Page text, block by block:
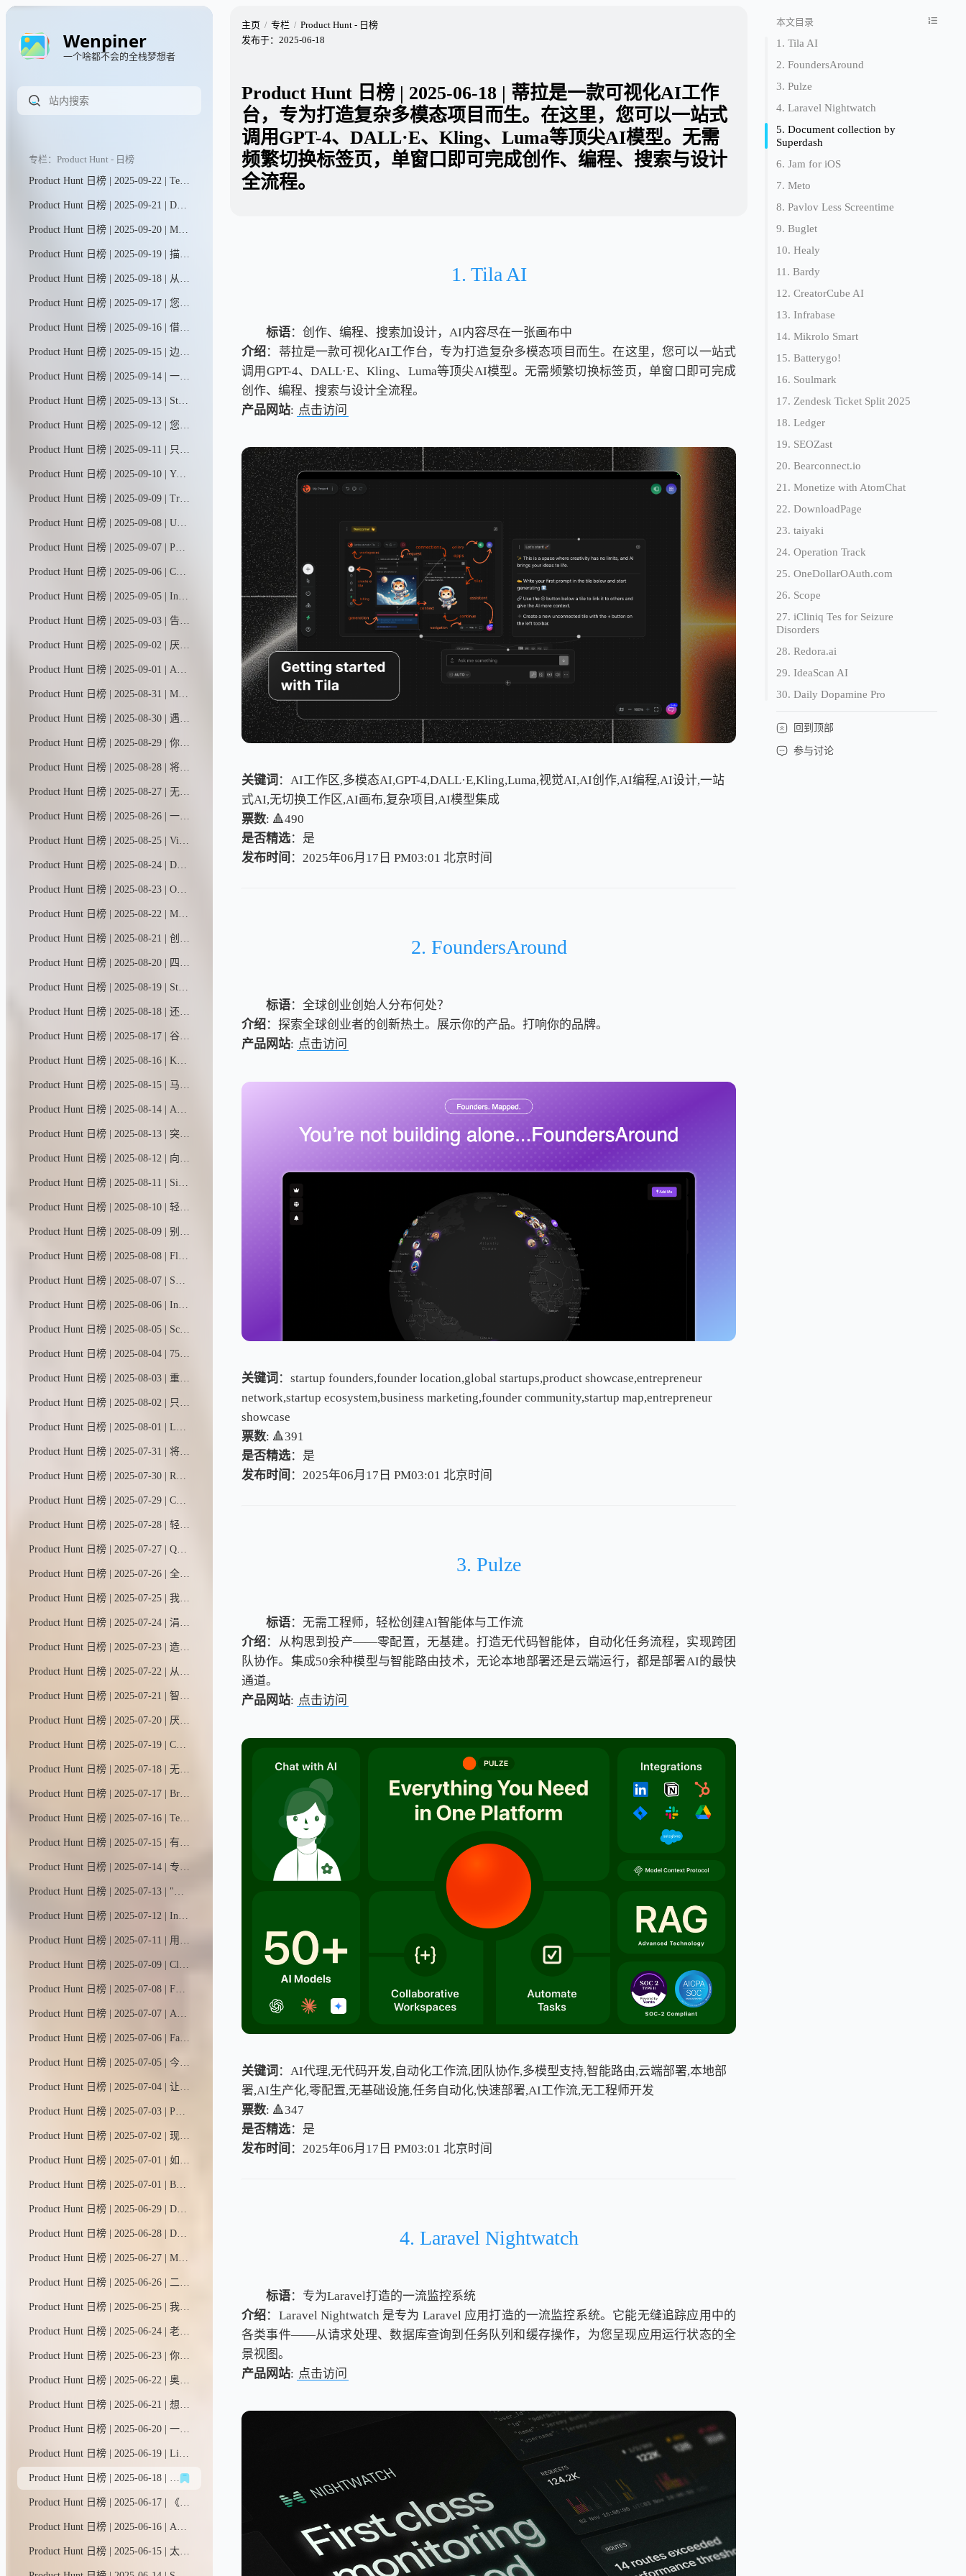
Wenpiner
一个啥都不会的全栈梦想者
专栏：Product Hunt - 日榜
Product Hunt 日榜 | 2025-09-22 | Teable让您的数据即刻转化为行动。无论是客户信息、发票记录，还是批量营销图文生成，所有数据处理工作都变得前所未有的简单高效。
Product Hunt 日榜 | 2025-09-21 | Dart现已将AI聊天与智能代理融合，打造出独具一格的项目管理工具。只需与AI对话，即可轻松完成项目 brainstorming、规划与进度追踪。您还能部署专业化甚至定制化的智能代理，让它们高效执行任何已规划的工作任务。
Product Hunt 日榜 | 2025-09-20 | MagicLight助您轻松将任意脚本转化为电影级故事视频——仅需几分钟。无论是制作YouTube内容、儿童故事、广告还是品牌宣传片，MagicLight作为智能故事视频助手，让叙事创作变得毫不费力。
Product Hunt 日榜 | 2025-09-19 | 描述您的活动，即刻获得精美的报名页面、邀请函等更多内容。通过直观的编辑工具调整细节，AI将为您完成繁重工作。特别适合渴望举办专业活动却不愿在各种工具间来回切换的个人与团队。
Product Hunt 日榜 | 2025-09-18 | 从网站实时抓取真实数据并导入Univers（我们的电子表格引擎，在GitHub上已获得27.5k星标！）。在这里，您可以提问、通过交互式表格和图表进行可视化分析，还能进行数据切片、多维筛选及导出——所有操作一站式完成。
Product Hunt 日榜 | 2025-09-17 | 您的Next Store专为渴望打造并运营现代化、高性能在线商店的创业者、品牌主及代理商而生。它摆脱了Shopify等平台繁冗的插件束缚与功能限制，为追求极致速度与高度适应性的您量身定制。
Product Hunt 日榜 | 2025-09-16 | 借助Blocks，任何人都能在几分钟内构建智能工作应用和AI智能体。它们不仅能管理工作流程，更能切实推进任务完成。我们的AI构建助手Ella将自然语言转化为应用与智能体，将应用构建与智能体开发双平台合二为一，打造出功能强大的统一工作平台。
Product Hunt 日榜 | 2025-09-15 | 边做边说；Guidde将你的点击与口述转化为精炼的分步指南，并配以AI语音，无需脚本，无需重录。
Product Hunt 日榜 | 2025-09-14 | 一个展示设备端机器学习和生成式人工智能应用案例的画廊，让人们能够在本地试用和使用模型。
Product Hunt 日榜 | 2025-09-13 | Stash MCP服务器让Cursor、Claude和Copilot等AI助手能够直接访问团队的实时工作内容（代码、文档、任务），无需反复提示即可解决问题。只需说"请处理我分配的编号为…的任务"——一句话就够了。
Product Hunt 日榜 | 2025-09-12 | 您的核心代码、云及运行时安全平台。借助AI自动修复与自动分诊功能，智能修补漏洞。误报率降低85%。安全是每个人的责任。让安全防护自动完成，使开发者回归创造本身。
Product Hunt 日榜 | 2025-09-11 | 只需几分钟即可创建并上线新店铺，在AI智能团队的全程支持下轻松启航——从店铺搭建、设计到正式运营，您的专属AI助手将提供全方位支持。我们负责营销自动化与活动策划，让您专注核心销售业务。
Product Hunt 日榜 | 2025-09-10 | YouMind助您轻松开启创作之旅，从捕捉灵感到打磨文章、播客、视频等作品。通过YouMind，每个人都能将好奇心转化为精彩创作。
Product Hunt 日榜 | 2025-09-09 | Tripo是一款生成式AI模型，可将文本或图像转化为可直接投入生产的3D素材。基于数百亿参数构建的Tripo 3.0版本，能够生成更锐利的几何结构、更整洁的拓扑布局和更丰富的纹理细节，最终呈现更高质量的3D成果。
Product Hunt 日榜 | 2025-09-08 | Uxia让各种规模的设计和产品团队都能轻松开展用户测试。传统工具速度慢、成本高且往往不够准确。Uxia运用人工智能和虚拟用户技术，快速提供可靠洞察，助力实现更敏捷高效的产品开发。
Product Hunt 日榜 | 2025-09-07 | PhotoFox AI只需一张产品照片，即可生成完整营销素材——影棚级平面图片、抓眼球短视频、即用型广告模板。几分钟内获得100+品牌专属素材，成本仅为传统拍摄的零头。
Product Hunt 日榜 | 2025-09-06 | CapCut AI智能剪辑工具——您的智能剪辑助手，支持镜头捕捉与指令驱动创作。从自动剪辑到虚拟形象生成，从智能片段切割到素材创作，CapCut以AI之力重塑剪辑体验：操作简单、功能强大、智能高效。
Product Hunt 日榜 | 2025-09-05 | Incerto是一款专为数据库设计的AI原生Copilot助手。它通过情境感知代理技术，将自然语言指令转化为各类任务——无论是编写查询语句、调整数据架构，还是迁移数据，都能将开发效率提升十倍，同时减少90%的人工操作负担。
Product Hunt 日榜 | 2025-09-03 | 告别繁琐记账。Receiptor AI智能追踪所有历史与当前收据，依托上下文精准提取数据，自动归类支出明细，并无缝同步至Xero/QBO财务系统。通过人工智能轻松创建规则、高效管理票据档案。节省时间，优化税务抵扣，持续保持财税合规。
Product Hunt 日榜 | 2025-09-02 | 厌倦了那些缺乏真正自主性的工作流自动化平台？受够了需要自己搭建基础设施的智能体框架？或是那些过于死板、功能基础的智能体构建工具？xpander.ai智能体平台为您提供AI智能体开发与运维的一站式解决方案。
Product Hunt 日榜 | 2025-09-01 | A01是你的专属新闻助手，帮你追踪所有关心的话题。只需告诉它你想关注的内容，它就会为你带来最新资讯。
Product Hunt 日榜 | 2025-08-31 | Motion以高清画质捕捉屏幕动态，平滑处理鼠标移动轨迹，添加局部放大特效，让您全面掌控视觉呈现。只需轻点几下，原始素材即刻升级为专业级精制视频——无论是分享展示、产品演示还是营销推广，皆能完美胜任。
Product Hunt 日榜 | 2025-08-30 | 遇见Surf——一款专业AI助手，将加密市场的纷杂信息转化为行动指南。整合实时社群情绪与链上数据，打造研究与执行的一体化平台。用通俗易懂的 sourced 行业洞察，助您轻松理解RWA（现实世界资产）和稳定币等概念。
Product Hunt 日榜 | 2025-08-29 | 你可能身兼数职：既是CEO，又当营销专员、销售员、会计和客服…现在，让Marblism的AI员工团队为你分忧——全面接管邮件处理、社交媒体运营、潜在客户开发、搜索引擎优化、电话接听及客户支持。
Product Hunt 日榜 | 2025-08-28 | 将非技术性反馈和错误报告在数秒内转化为现成代码。Webvizio自动捕捉产品反馈，收集所有技术数据，并通过Cursor、Windsurf等AI编程工具帮助团队快速解决开发任务。
Product Hunt 日榜 | 2025-08-27 | 无缝支付体验，助力SaaS业务 🤝 全球伙伴轻松分账 🌍 支持80+种货币、100+国家/地区及稳定币结算 🤖 智能AI助手深度解析业务数据 💳 订阅制与一次性支付兼享，税务自动化省心无忧
Product Hunt 日榜 | 2025-08-26 | 一款工作流自动化平台，可将任务精准分配给人类员工或AI代理。通过整合Slack、Jira和Notion等工具，Trace能够解构现有工作流程，识别自动化契机，并将AI代理嵌入重复性任务中执行。
Product Hunt 日榜 | 2025-08-25 | VibeFlow能将您的指令转化为全栈网络应用，通过类似n8n的可视化工作流构建后端逻辑，让您能够随着创意的演进直观查看、编辑并扩展应用程序架构。
Product Hunt 日榜 | 2025-08-24 | Deforge让AI智能体开发变得极其简单。我们的可视化平台将复杂工作流浓缩为单一节点，任何人都能通过填写表单快速部署智能体。
Product Hunt 日榜 | 2025-08-23 | Omnara让Claude Code摆脱终端束缚。先在本地编写代码，随后即可在网页端或移动端无缝续写。设备切换丝滑流畅，工作进度实时同步。当智能代理需要您介入时，推送即时抵达，一键即可审批变更。SDK兼容所有AI代理系统，开启全平台编程新体验。
Product Hunt 日榜 | 2025-08-22 | Mocke AI智能体模拟执行邮件营销活动，1分钟内即可反馈结果，包括邮件打开率、回复率和退订率等关键指标。更独特的是，Mocke能深度解析潜在客户行为：精准指出未打开邮件的原因，解析被标记垃圾邮件或遭到忽视的深层因素。助您获取真实场景中无法捕捉的营销成败关键洞察，揭示活动成功或失败的本质原因。
Product Hunt 日榜 | 2025-08-21 | 创建你自己的发布保护机制，用简单英语标记或阻止团队代码更改，让你立即知晓一切是否按计划进行或违反规则。
Product Hunt 日榜 | 2025-08-20 | 四月是一款语音AI行政助手，可免提管理您的邮件和日程。专为需要行政助理的大忙人设计。只需动动嘴，就能让四月帮您重新安排会议、删除垃圾邮件并回复重要邮件。
Product Hunt 日榜 | 2025-08-19 | Stormy是一款专为网红营销打造的AI助手。只需提供简要需求和预算，它就能从公开数据中筛选出合适的YouTube/TikTok创作者，精准匹配评分，自动撰写个性化邀约文案，通过私信/邮件触达，实时追踪回复动态，并协助完成谈判签约——为您提供从对接到成交的全流程极速服务。
Product Hunt 日榜 | 2025-08-18 | 还在被竞争对手甩在身后吗？HeadsUp是首款能主动预警竞品动态并助您快速应对的AI助手。实时洞悉市场变化，即刻触发行动警报。60秒极速部署，全自动智能护航。
Product Hunt 日榜 | 2025-08-17 | 谷歌航班新推出了一款名为"航班特惠"的AI工具，专为行程灵活的旅行者打造。只需用自然语言描述你的理想旅程，比如"今年冬天来趟滑雪之旅"，它就能为你找到最划算的机票和最佳目的地。
Product Hunt 日榜 | 2025-08-16 | Kuse能将杂乱输入转化为条理分明的交付成果，所有操作都在一个可视化画布上完成——你的创作上下文一目了然，随时可编辑，还能重复利用。输入一团乱麻，输出智慧结晶。
Product Hunt 日榜 | 2025-08-15 | 马卡龙是一款让你一见如故的私人AI。它比朋友更懂你的喜好、经历和愿望，还能瞬间调出定制化小程序，让每次对话都甜度满分。
Product Hunt 日榜 | 2025-08-14 | Autumn让AI初创企业仅需3次API调用即可实现用量计价与管控。基于Stripe构建，一站式管理订阅、用量和访问权限。无需配置Webhook或后端逻辑，特别适合开发大语言模型和图像应用的早期团队。
Product Hunt 日榜 | 2025-08-13 | 突破大脑的极限。与你阅读、观看、聆听或记录的所有内容展开对话。随时随地添加资料，或导入数千个视频、播客等内容——全部自动归档至你的智能知识库。让记忆成为永恒可检索的宝藏。
Product Hunt 日榜 | 2025-08-12 | 向各路传奇人物学习任意主题的大师课，课程阵容包括保罗·格雷厄姆、埃隆·马斯克、陶哲轩、安德烈·卡帕西、摩根·豪塞尔、比尔·阿克曼和马克·安德森。观看他们实时共享屏幕，为你讲授自选课题的深度课程。
Product Hunt 日榜 | 2025-08-11 | Simular Pro是一款专为macOS打造的生产级电脑助手，能够像真人一样可靠地自动化处理复杂的桌面任务。
Product Hunt 日榜 | 2025-08-10 | 轻松隐藏网页上的敏感信息，如文字、图片、表单等内容。
Product Hunt 日榜 | 2025-08-09 | 别再浪费时间和金钱选错课程了。CourseCorrect能根据你的水平、经验和技能，全网智能匹配最适合的课程。还能获取就业市场需求、薪资涨幅等深度分析，告诉你哪些技能才能真正推动职业发展。
Product Hunt 日榜 | 2025-08-08 | Floot让非技术人员和创业者也能轻松打造真正可用的专业级网页应用。它设计得极其简单易用又功能强大。整套技术栈（后端、数据库、托管等）都已内置集成，从此你可以毫无障碍地实现自己的创意构想。
Product Hunt 日榜 | 2025-08-07 | SpeedVitals RUM助您实时监测真实用户性能（核心网页指标）与网站分析数据。作为谷歌分析的替代方案，它采用隐私优先设计，全程无需使用追踪Cookie。
Product Hunt 日榜 | 2025-08-06 | Indy AI颠覆了自由职业者的接单方式。它直连你的领英和X账号，扫描你的人脉网络，在你的Contra动态中推送熟人商机。告别求职平台。无需硬推销。只推荐来自既有关系的真实机会。
Product Hunt 日榜 | 2025-08-05 | SciSpace智能助手，您的科研搭档，集成了数百种学术工具与数据库于一体。只需简单指令，它便能阅读文献、分析数据、撰写论文，助您节省90%研究时间，让您从假设到发现的科研之路快人一步。
Product Hunt 日榜 | 2025-08-04 | 75%的网站未能通过核心网页指标测评。快检查你的网站排名是否被加载更快的竞争对手超越。数据源自Chrome用户体验报告的真实用户数据。
Product Hunt 日榜 | 2025-08-03 | 重视用户信任的现代SaaS团队专属——隐私友好型网站数据分析+仪表盘
Product Hunt 日榜 | 2025-08-02 | 只需一张照片，即可生成温馨逼真的产品展示图。X-Design助力小商家一键升级普通照片，轻松打造风格化场景——无论是温馨卧室、波西米亚风客厅，还是手持产品特写。功能涵盖修图美化、尺寸调整、智能抠图等全套工具。
Product Hunt 日榜 | 2025-08-01 | Launch只需一个指令就能构建完整产品——涵盖前端、后端、内置数据库和实时集成。无需Supabase，无需Zapier。遇到难题时，真人工程师将协助调试并交付成果。从构想到上线仅需数分钟，全程提供值得信赖的技术支持。
Product Hunt 日榜 | 2025-07-31 | 将你的安卓手机变成AI游乐场。DroidRun让你能在原生移动应用中创建并控制自主智能体，是测试、自动化和实验的完美工具。百分百开源，即将支持云端部署。
Product Hunt 日榜 | 2025-07-30 | RunLLM基于加州大学伯克利分校十年研究成果打造，能通过分析日志、代码和文档解决复杂技术支持问题。该工具可节省30%以上工程师时间，平均故障修复时长缩短50%，工单拦截率高达99%。Databricks、Sourcegraph和Corelight等企业已投入使用——立即免费试用您的专属版本。
Product Hunt 日榜 | 2025-07-29 | CopyCat是一款无需编程的浏览器自动化搭建平台。通过其可视化编辑器，您只需将AI指令与可靠的步骤化操作相结合，即可实现各类网页任务的自动化处理。
Product Hunt 日榜 | 2025-07-28 | 轻松通过对话生成并优化高转化率的产品视觉内容。HuHu AI智能助手化身您的专属搭档，为网店打造所需一切。✅ 一张照片，全场景内容。✅ 链接一键焕新。✅ 触达更广客群。
Product Hunt 日榜 | 2025-07-27 | Quicko Pro是一款以AI为核心的专业咨询平台，助力从业者轻松开展线上业务。它提供可定制的门户界面、无缝支付集成和实时数据分析功能，既能简化运营流程，又能提升客户互动体验。
Product Hunt 日榜 | 2025-07-26 | 全球首款大型视觉记忆模型震撼问世——这款AI能像ChatGPT处理文字一样，观看并记忆视频内容。上传至Memories.ai平台后，您可随时搜索画面细节或提出相关问题。
Product Hunt 日榜 | 2025-07-25 | 我们都可能需要一些心理支持。我曾用过Ash，凌晨两点被它的贴心程度震撼到了。它能记住我们的对话，甚至还会提出质疑，给出超有启发的见解。人工智能反而让我们更有人情味，这感觉太奇妙了不是吗？
Product Hunt 日榜 | 2025-07-24 | 涓流魔法画布——全球首款智能协作画布，让你与AI直观共创，轻松打造可直接上线的应用与网站。这个可视化空间专为情境工程设计，智能体能更精准理解你的意图，构建多页面应用程序。
Product Hunt 日榜 | 2025-07-23 | 造你所想，共享灵感，人人皆可参与。YouWare是一个活力四射的编程社区，搭载智能工具。加入10万+创作者与30万+项目，激发创意火花，收获宝贵建议。灵感枯竭？快来围观这些社区大神作品！
Product Hunt 日榜 | 2025-07-22 | 从线索挖掘到客户培育再到个性化触达，Jeeva全流程包办，让您专注成交而非追逐。全新2.0版本能智能分类收件箱、实时生成通话预案、自动管理后续跟进，甚至为您完成会议纪要。
Product Hunt 日榜 | 2025-07-21 | 智能清单 随手即达。用语音或拍照就能瞬间生成AI待办清单，轻松追踪每日每周每月事务。
Product Hunt 日榜 | 2025-07-20 | 厌倦了无休止的刷屏？Barrier应用将屏幕使用时间限制为每次10分钟，然后自动锁住让人分心的应用。想解锁？得等30秒...正好让你冷静思考是否值得。这款免费工具操作简单，用户反馈屏幕使用时间平均减少70%。放下手机，重拾生活。
Product Hunt 日榜 | 2025-07-19 | ChatGPT现在能自主思考并行动，主动调用智能工具箱中的技能，在电脑上为你完成任务。
Product Hunt 日榜 | 2025-07-18 | 无标题UI React是全球最大的开源React组件库，基于Tailwind CSS与React Aria构建。它囊括了设计开发现代用户界面所需的一切元素，助你省去数月设计开发周期。只需复制、粘贴，即可快速构建。
Product Hunt 日榜 | 2025-07-17 | Brain MAX是ClickUp推出的原生桌面应用，专治AI工具泛滥症，让工作效率飙升。每月仅需9美元，即可畅享所有AI模型（含高级推理模型），还能体验语音转文字、跨应用AI联动、智能任务处理等强大功能。
Product Hunt 日榜 | 2025-07-16 | TestSprite 2.0是您编程助手的最佳拍档。全新智能代码处理器能解析需求规格、验证AI生成代码、执行测试并提供修复建议——当您的智能助手编写代码时，我们确保其正确运行。
Product Hunt 日榜 | 2025-07-15 | 有创意、剧本、节奏点或心仪角色？OpenArt一键帮你打造视觉故事——动态、音乐、剧情线全包圆。
Product Hunt 日榜 | 2025-07-14 | 专业AI模拟面试，实时反馈与简历精准匹配，助你斩获心仪职位。基于STAR法则打造200+真实考题库，支持7种语言练习。设计师专为设计师打造。
Product Hunt 日榜 | 2025-07-13 | "语音流动"是谷歌AI视频创作工具Flow的一项全新实验性功能。该功能由Veo 3驱动，允许用户为单张初始图片生成的视频添加定制化AI语音，通过对话让静态画面生动起来。
Product Hunt 日榜 | 2025-07-12 | Intervo是一款开源平台，专为打造智能电话、语音及聊天AI助手而设计。它能突破ChatBase和Retell.AI等封闭平台的局限，即时帮助客户筛选潜在商机、处理技术支持，还能实现更多强大功能！
Product Hunt 日榜 | 2025-07-11 | 用AI将简历一键生成Notion风格个人网站——无需编程与设计基础。HelloCV AI助你脱颖而出，展示作品集，秒速斩获面试机会。专属简历域名免费托管，打造你的职业名片。
Product Hunt 日榜 | 2025-07-09 | Clueso是打造惊艳产品视频的最快最简单方式。它能将原始屏幕录像在几分钟内转化为影棚级视频和分步教程文章，无需任何剪辑或设计技能。
Product Hunt 日榜 | 2025-07-08 | Forge是连接并运行跨供应商AI模型的快速安全方案——告别工具碎片化和基础设施困扰。仅需三行代码即可切换。兼容OpenAI。隐私至上。
Product Hunt 日榜 | 2025-07-07 | AI提示词工程工作台，配备强大分析工具，用于设计、测试及系统化评估提示词效果。
Product Hunt 日榜 | 2025-07-06 | FastMoss是首屈一指的TikTok数据分析平台，致力于为TikTok品牌和内容创作者提供可操作的洞察力，助力他们在充满活力的社交电商领域取得成功。
Product Hunt 日榜 | 2025-07-05 | 今日心灵助手是你专属的情绪管理AI伙伴。它能随时随记录心情变化、发现情绪规律，并提供科学有效的调节方法。
Product Hunt 日榜 | 2025-07-04 | 让#AutoCoder搭建网站 = 前端+后端+数据库 无需Supabase！
Product Hunt 日榜 | 2025-07-03 | Portia助您快速部署生产级AI智能体。它提供即插即用工具集成、声明式规划与统一认证框架，让您能在API和网页端安全可靠地部署智能体，同时保持全程人工监督与控制。
Product Hunt 日榜 | 2025-07-02 | 现在，你可以在网页端和移动端使用Cursor智能助手了。就像IDE里那位与你默契协作的老搭档一样，这些跨平台助手同样能编写代码、解答复杂问题，并为你搭建项目框架。
Product Hunt 日榜 | 2025-07-01 | 如果能在任何应用、任何标签页上实现类似Figma的协作体验会怎样？Tabl就是专为高效工作打造的第二浏览器。
Product Hunt 日榜 | 2025-07-01 | Byterover是专为AI编程助手打造的智能记忆增强层——它能跨项目和团队创建、调用并管理那些充满灵感的编码最佳实践。现在只需通过Cursor、Windsurf等AI集成开发环境安装插件，即刻开启高效编程之旅。
Product Hunt 日榜 | 2025-06-29 | DeskMinder是一款简洁高效的macOS桌面提醒工具，专为需要醒目提示的注意力缺陷人群设计，让待办事项一目了然。
Product Hunt 日榜 | 2025-06-28 | Dyad 是一款免费、本地化、开源的氛围编程工具。它可作为v0、Lovable和Bolt的替代品，但不受平台束缚或功能限制——你可以自由选用任何AI模型（包括免费的Gemini和OpenRouter模型）！立即免费下载：支持Windows和Mac双平台运行。
Product Hunt 日榜 | 2025-06-27 | Mysite.ai助您两分钟内轻松建站：自动生成网站内容、智能捕获潜在客户。告别模板拖拽的繁琐操作，只需回答几个简单问题即可一键上线。现在免费试用，无需注册。
Product Hunt 日榜 | 2025-06-26 | 二十是一款现代开源CRM系统，作为Salesforce的替代方案，它完全可定制、价格亲民，并由社区力量驱动。
Product Hunt 日榜 | 2025-06-25 | 我们帮你整合所有社交平台的人际关系。Pally会深度分析每位联系人的网络足迹，助你：高效筹备会面、轻松维系人脉、快速检索社交圈，解锁更多社交智慧。
Product Hunt 日榜 | 2025-06-24 | 老板模式为你配备了一支全AI团队——CEO、设计师、开发者、营销专员和文案写手。他们能在几分钟内打造你的品牌、撰写文案、设计并搭建网站，还能全天候托管、监测并推动业务增长。
Product Hunt 日榜 | 2025-06-23 | 你的自拍值得更闪耀。一键将照片转化为风格化AI艺术——吉卜力、皮克斯、大理石纹、GTA游戏风、Funko潮玩等多样风格。无需注册，极速生成，完全免费。或许这就是你的新头像。立即体验 → https://magichour.ai/products/ai-selfie-generator
Product Hunt 日榜 | 2025-06-22 | 奥克利Meta智能眼镜是Meta与奥克利联手打造的全新智能穿戴品类。解放双手即可拍摄视频，开放式耳塞带来沉浸音乐体验，Meta AI助手随时提供实时解答。7月11日开启预售。
Product Hunt 日榜 | 2025-06-21 | 想象一个能替你完成电脑工作的智能助手——从自动化任务到网络调研，再到生成交付成果。只需用简单自然的语言输入需求，ComputerX就能将你的指令转化为实际行动。
Product Hunt 日榜 | 2025-06-20 | 一站式构建关系型数据库，轻松管理数据并驱动全栈商业应用。从零开始创建、导入CSV文件或直接使用现成模板快速启动。
Product Hunt 日榜 | 2025-06-19 | Liveblocks为您提供现成功能，如AI协作者、评论系统和多人协同编辑，让产品更具吸引力，助力业务增长。
Product Hunt 日榜 | 2025-06-18 | 蒂拉是一款可视化AI工作台，专为打造复杂多模态项目而生。在这里，您可以一站式调用GPT-4、DALL·E、Kling、Luma等顶尖AI模型。无需频繁切换标签页，单窗口即可完成创作、编程、搜索与设计全流程。
Product Hunt 日榜 | 2025-06-17 | 《产品实景》是一个精选视频库，收录了iOS平台上最出色的应用和交互设计。你可以按名称、类别、模式等多种方式搜索。逐帧细览精彩片段，结识背后的设计大师。最重要的是：发现并下载这些优秀应用。
Product Hunt 日榜 | 2025-06-16 | AI整合精选金融与社交数据，助您洞察股市。轻轻一滑发现机会，点按之间深入调研。
Product Hunt 日榜 | 2025-06-15 | 太阳照常升起，你也能！用Sun打造更好的习惯。追踪连续记录，设定个性化目标，借助详细数据和提醒保持自律。简约设计，强大功能。免费开启，随时升级——卓越不是一种行为，而是一种习惯。-亚里士多德
主页 专栏
Product Hunt - 日榜
发布于： 2025-06-18
Product Hunt 日榜 | 2025-06-18 | 蒂拉是一款可视化AI工作
台，专为打造复杂多模态项目而生。在这里，您可以一站式
调用GPT-4、DALL·E、Kling、Luma等顶尖AI模型。无需
频繁切换标签页，单窗口即可完成创作、编程、搜索与设计
全流程。
1. Tila AI
标语：创作、编程、搜索加设计，AI内容尽在一张画布中
介绍：蒂拉是一款可视化AI工作台，专为打造复杂多模态项目而生。在这里，您可以一站式
调用GPT-4、DALL·E、Kling、Luma等顶尖AI模型。无需频繁切换标签页，单窗口即可完成
创作、编程、搜索与设计全流程。
产品网站: 点击访问
关键词 ：AI工作区,多模态AI,GPT-4,DALL·E,Kling,Luma,视觉AI,AI创作,AI编程,AI设计,一站
式AI,无切换工作区,AI画布,复杂项目,AI模型集成
票数: 🔺490
是否精选：是
发布时间 ：2025年06月17日 PM03:01 北京时间
北京时间
2. FoundersAround
标语：全球创业创始人分布何处？
介绍：探索全球创业者的创新热土。展示你的产品。打响你的品牌。
产品网站: 点击访问
关键词 ：startup founders,founder location,global startups,product showcase,entrepreneur
network,startup ecosystem,business marketing,founder community,startup map,entrepreneur
showcase
票数: 🔺391
是否精选：是
发布时间 ：2025年06月17日 PM03:01 北京时间
北京时间
3. Pulze
标语：无需工程师，轻松创建AI智能体与工作流
介绍：从构思到投产——零配置，无基建。打造无代码智能体，自动化任务流程，实现跨团
队协作。集成50余种模型与智能路由技术，无论本地部署还是云端运行，都是部署AI的最快
通道。
产品网站: 点击访问
关键词 ：AI代理,无代码开发,自动化工作流,团队协作,多模型支持,智能路由,云端部署,本地部
署,AI生产化,零配置,无基础设施,任务自动化,快速部署,AI工作流,无工程师开发
票数: 🔺347
是否精选：是
发布时间 ：2025年06月17日 PM03:01 北京时间
北京时间
4. Laravel Nightwatch
标语：专为Laravel打造的一流监控系统
介绍：Laravel Nightwatch 是专为 Laravel 应用打造的一流监控系统。它能无缝追踪应用中的
各类事件——从请求处理、数据库查询到任务队列和缓存操作，为您呈现应用运行状态的全
景视图。
产品网站: 点击访问
本文目录
1. Tila AI
2. FoundersAround
3. Pulze
4. Laravel Nightwatch
5. Document collection by
Superdash
6. Jam for iOS
7. Meto
8. Pavlov Less Screentime
9. Buglet
10. Healy
11. Bardy
12. CreatorCube AI
13. Infrabase
14. Mikrolo Smart
15. Batterygo!
16. Soulmark
17. Zendesk Ticket Split 2025
18. Ledger
19. SEOZast
20. Bearconnect.io
21. Monetize with AtomChat
22. DownloadPage
23. taiyaki
24. Operation Track
25. OneDollarOAuth.com
26. Scope
27. iCliniq Tes for Seizure
Disorders
28. Redora.ai
29. IdeaScan AI
30. Daily Dopamine Pro
回到顶部
参与讨论